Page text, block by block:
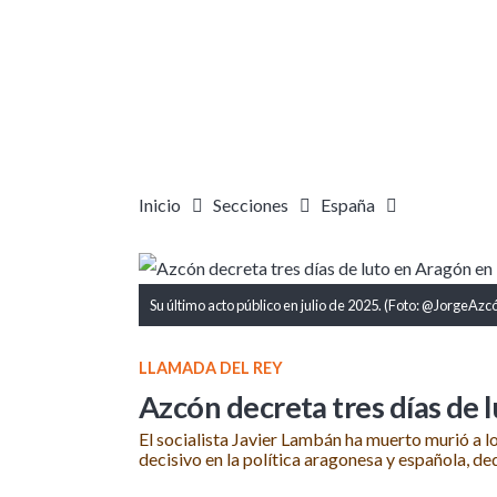
Inicio Secciones España
Su último acto público en julio de 2025. (Foto:
LLAMADA DEL REY
Azcón decreta tres días de
El socialista Javier Lambán ha muerto murió a
decisivo en la política aragonesa y española,